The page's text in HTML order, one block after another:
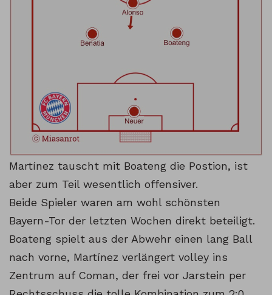
Martínez tauscht mit Boateng die Postion, ist
aber zum Teil wesentlich offensiver.
Beide Spieler waren am wohl schönsten
Bayern-Tor der letzten Wochen direkt beteiligt.
Boateng spielt aus der Abwehr einen lang Ball
nach vorne, Martínez verlängert volley ins
Zentrum auf Coman, der frei vor Jarstein per